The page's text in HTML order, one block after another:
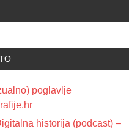
poglavlje
historija (podcast) –